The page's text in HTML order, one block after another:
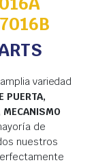
variedad
PUERTA,
MECANISMO
de
nuestros